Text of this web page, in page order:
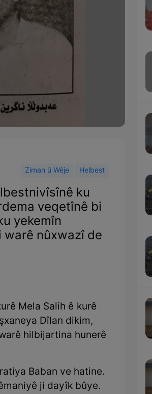
Ziman û Wêje Helbest
ku
veqetînê bi
yekemîn
nûxwazî de
Mela Salih ê kurê
Dîlan dikim,
hilbijartina hunerê
Baban ve hatine.
ji dayîk bûye.